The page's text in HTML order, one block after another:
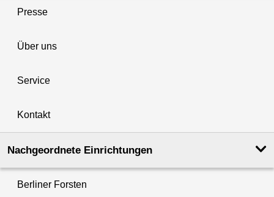
Presse
Über uns
Service
Kontakt
Nachgeordnete Einrichtungen
Berliner Forsten